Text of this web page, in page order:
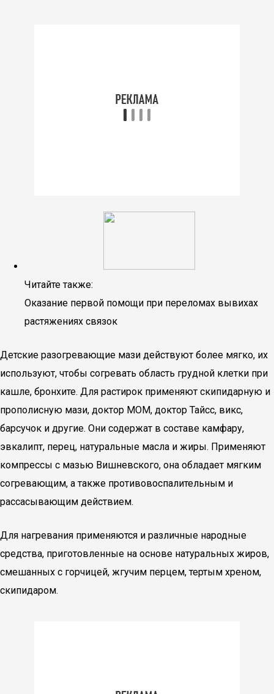
Читайте также:
Оказание первой помощи при переломах вывихах
растяжениях связок
Детские разогревающие мази действуют более мягко, их
используют, чтобы согревать область грудной клетки при
кашле, бронхите. Для растирок применяют скипидарную и
прополисную мази, доктор МОМ, доктор Тайсс, викс,
барсучок и другие. Они содержат в составе камфару,
эвкалипт, перец, натуральные масла и жиры. Применяют
компрессы с мазью Вишневского, она обладает мягким
согревающим, а также противовоспалительным и
рассасывающим действием.
Для нагревания применяются и различные народные
средства, приготовленные на основе натуральных жиров,
смешанных с горчицей, жгучим перцем, тертым хреном,
скипидаром.